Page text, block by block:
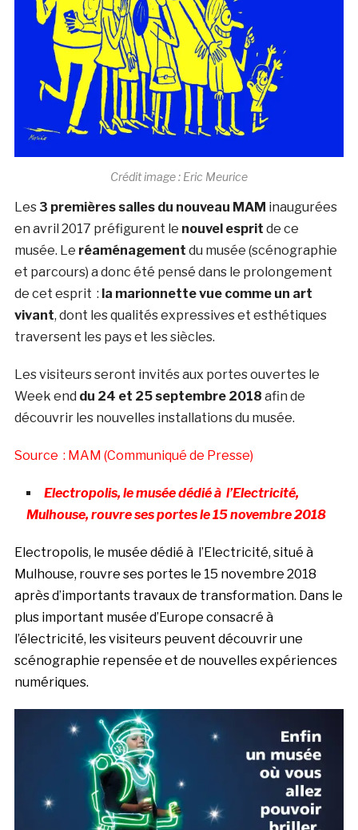
Crédit image : Eric Meurice
Les 3 premières salles du nouveau MAM inaugurées
en avril 2017 préfigurent le nouvel esprit de ce
musée. Le réaménagement du musée (scénographie
et parcours) a donc été pensé dans le prolongement
de cet esprit : la marionnette vue comme un art
vivant, dont les qualités expressives et esthétiques
traversent les pays et les siècles.
Les visiteurs seront invités aux portes ouvertes le
Week end du 24 et 25 septembre 2018 afin de
découvrir les nouvelles installations du musée.
Source : MAM (Communiqué de Presse)
Electropolis, le musée dédié à l’Electricité,
Mulhouse, rouvre ses portes le 15 novembre 2018
Electropolis, le musée dédié à l’Electricité, situé à
Mulhouse, rouvre ses portes le 15 novembre 2018
après d’importants travaux de transformation. Dans le
plus important musée d’Europe consacré à
l’électricité, les visiteurs peuvent découvrir une
scénographie repensée et de nouvelles expériences
numériques.